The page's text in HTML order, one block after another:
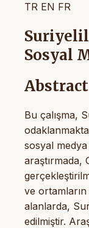
TR EN FR
Sosyal
Abstract
Bu çalışma,
sosyal
araştırmada,
ve
alanlarda,
edilmiştir.